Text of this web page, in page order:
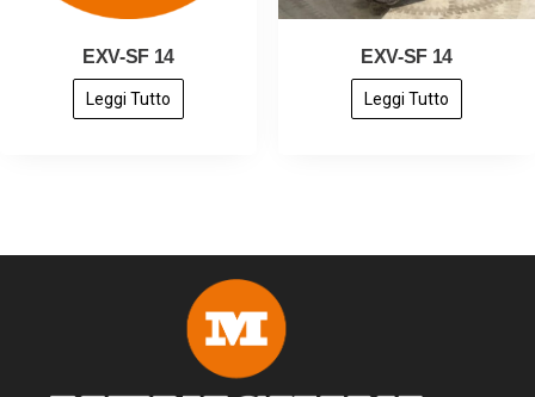
EXV-SF 14
Leggi Tutto
EXV-SF 14
Leggi Tutto